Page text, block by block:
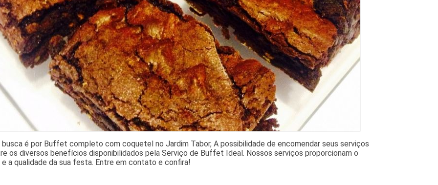
busca é por Buffet completo com coquetel no Jardim Tabor, A possibilidade de encomendar seus serviços
os diversos benefícios disponibilidados pela Serviço de Buffet Ideal. Nossos serviços proporcionam o
a qualidade da sua festa. Entre em contato e confira!